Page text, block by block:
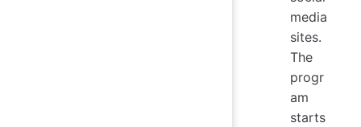
media
sites.
The
progr
am
starts